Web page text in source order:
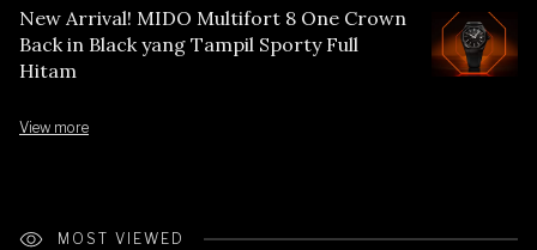
New Arrival! MIDO Multifort 8 One Crown
Back in Black yang Tampil Sporty Full
Hitam
View more
MOST VIEWED